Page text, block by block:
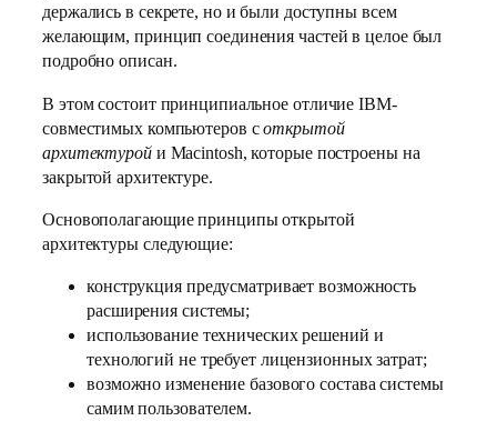
держались в секрете, но и были доступны всем
желающим, принцип соединения частей в целое был
подробно описан.
В этом состоит принципиальное отличие IBM-
совместимых компьютеров соткрытой
архитектуройи Macintosh, которые построены на
закрытой архитектуре.
Основополагающие принципы открытой
архитектуры следующие:
конструкция предусматривает возможность
расширения системы;
использование технических решений и
технологий не требует лицензионных затрат;
возможно изменение базового состава системы
самим пользователем.